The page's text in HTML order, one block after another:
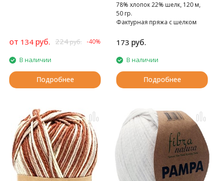
от 134 руб. 224руб. -40%
В наличии
Подробнее
78% хлопок 22% шелк, 120 м,
50 гр.
Фактурная пряжа с шелком
173 руб.
В наличии
Подробнее